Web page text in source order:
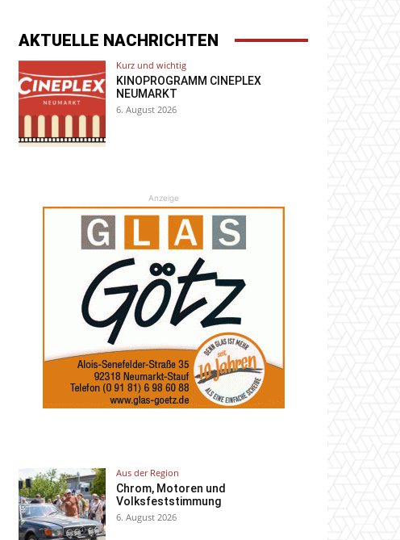
AKTUELLE NACHRICHTEN
Kurz und wichtig
KINOPROGRAMM CINEPLEX
NEUMARKT
6. August 2026
Anzeige
Aus der Region
Chrom, Motoren und
Volksfeststimmung
6. August 2026